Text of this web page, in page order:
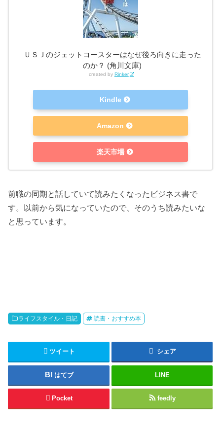
ＵＳＪのジェットコースターはなぜ後ろ向きに走った
のか？ (角川文庫)
created by Rinker
Kindle
Amazon
楽天市場
前職の同期と話していて読みたくなったビジネス書で
す。以前から気になっていたので、そのうち読みたいな
と思っています。
ライフスタイル・日記 読書・おすすめ本
ツイート シェア
はてブ LINE
Pocket feedly